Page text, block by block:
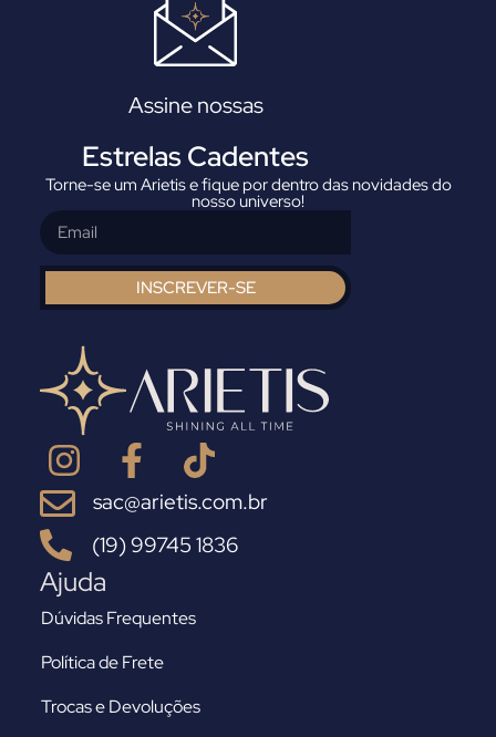
Assine nossas
Estrelas Cadentes
Torne-se um Arietis e fique por dentro das novidades do
nosso universo!
INSCREVER-SE
sac@arietis.com.br
(19) 99745 1836
Ajuda
Dúvidas Frequentes
Política de Frete
Trocas e Devoluções